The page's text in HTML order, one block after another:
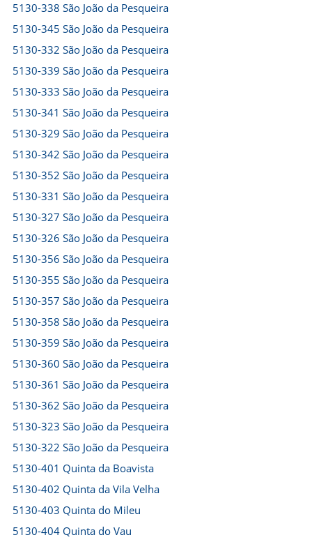
5130-338 São João da Pesqueira
5130-345 São João da Pesqueira
5130-332 São João da Pesqueira
5130-339 São João da Pesqueira
5130-333 São João da Pesqueira
5130-341 São João da Pesqueira
5130-329 São João da Pesqueira
5130-342 São João da Pesqueira
5130-352 São João da Pesqueira
5130-331 São João da Pesqueira
5130-327 São João da Pesqueira
5130-326 São João da Pesqueira
5130-356 São João da Pesqueira
5130-355 São João da Pesqueira
5130-357 São João da Pesqueira
5130-358 São João da Pesqueira
5130-359 São João da Pesqueira
5130-360 São João da Pesqueira
5130-361 São João da Pesqueira
5130-362 São João da Pesqueira
5130-323 São João da Pesqueira
5130-322 São João da Pesqueira
5130-401 Quinta da Boavista
5130-402 Quinta da Vila Velha
5130-403 Quinta do Mileu
5130-404 Quinta do Vau